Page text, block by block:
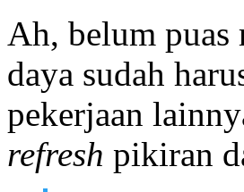
Ah, belum puas
daya sudah
pekerjaan
refresh pikiran